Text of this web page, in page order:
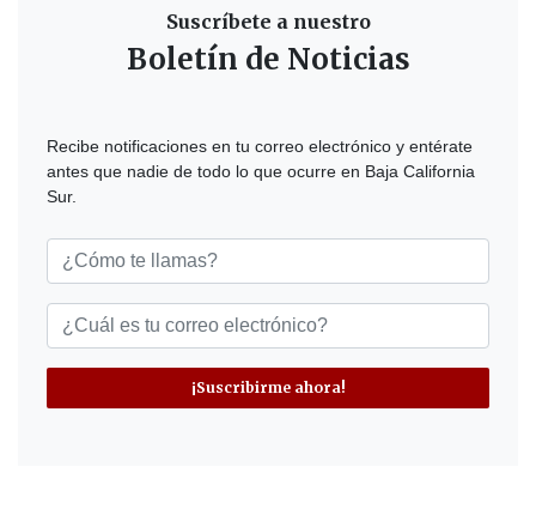
Suscríbete a nuestro
Boletín de Noticias
Recibe notificaciones en tu correo electrónico y entérate
antes que nadie de todo lo que ocurre en Baja California
Sur.
¡Suscribirme ahora!